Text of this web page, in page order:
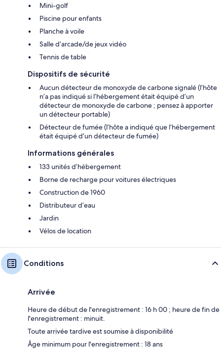
Mini-golf
Piscine pour enfants
Planche à voile
Salle d’arcade/de jeux vidéo
Tennis de table
Dispositifs de sécurité
Aucun détecteur de monoxyde de carbone signalé (l’hôte
n’a pas indiqué si l’hébergement était équipé d’un
détecteur de monoxyde de carbone ; pensez à apporter
un détecteur portable)
Détecteur de fumée (l’hôte a indiqué que l’hébergement
était équipé d’un détecteur de fumée)
Informations générales
133 unités d’hébergement
Borne de recharge pour voitures électriques
Construction de 1960
Distributeur d’eau
Jardin
Vélos de location
Conditions
Arrivée
Heure de début de l'enregistrement : 16 h 00 ; heure de fin de
l'enregistrement : minuit.
Toute arrivée tardive est soumise à disponibilité
Âge minimum pour l'enregistrement : 18 ans